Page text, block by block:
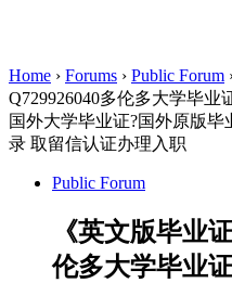
Home › Forums › Public Forum
Q729926040多伦多大学毕
国外大学毕业证?国外原版
录 取留信认证办理入职
Public Forum
《英文版毕业
伦多大学毕业